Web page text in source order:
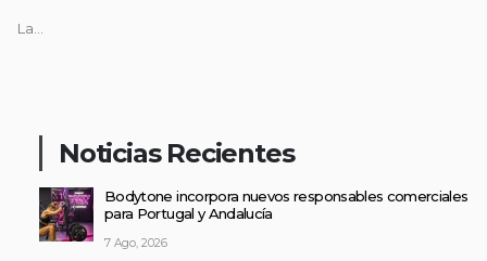
La...
Noticias Recientes
Bodytone incorpora nuevos responsables comerciales
para Portugal y Andalucía
7 Ago, 2026